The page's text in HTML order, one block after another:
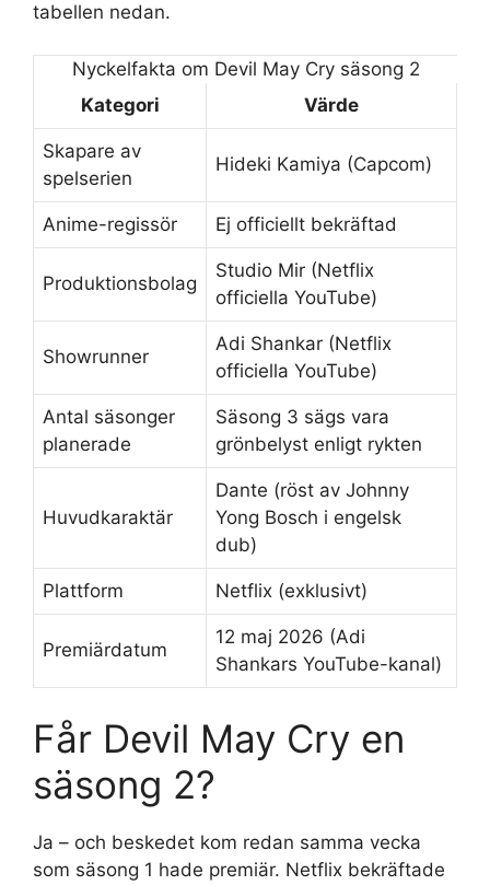
tabellen nedan.
Nyckelfakta om Devil May Cry säsong 2
Kategori
Värde
Skapare av
spelserien
Hideki Kamiya (Capcom)
Anime-regissör Ej officiellt bekräftad
Produktionsbolag
Studio Mir (Netflix
officiella YouTube)
Showrunner
Adi Shankar (Netflix
officiella YouTube)
Antal säsonger
planerade
Säsong 3 sägs vara
grönbelyst enligt rykten
Huvudkaraktär
Dante (röst av Johnny
Yong Bosch i engelsk
dub)
Plattform Netflix (exklusivt)
Premiärdatum
12 maj 2026 (Adi
Shankars YouTube-kanal)
Får Devil May Cry en
säsong 2?
Ja – och beskedet kom redan samma vecka
som säsong 1 hade premiär. Netflix bekräftade